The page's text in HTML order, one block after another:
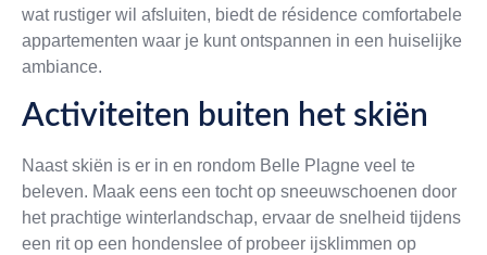
wat rustiger wil afsluiten, biedt de résidence comfortabele
appartementen waar je kunt ontspannen in een huiselijke
ambiance.
Activiteiten buiten het skiën
Naast skiën is er in en rondom Belle Plagne veel te
beleven. Maak eens een tocht op sneeuwschoenen door
het prachtige winterlandschap, ervaar de snelheid tijdens
een rit op een hondenslee of probeer ijsklimmen op